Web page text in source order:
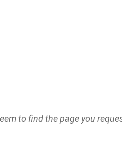
to find the page you